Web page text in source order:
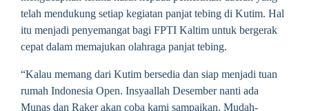
telah mendukung setiap kegiatan panjat tebing di Kutim. Hal
itu menjadi penyemangat bagi FPTI Kaltim untuk bergerak
cepat dalam memajukan olahraga panjat tebing.
“Kalau memang dari Kutim bersedia dan siap menjadi tuan
rumah Indonesia Open. Insyaallah Desember nanti ada
Munas dan Raker akan coba kami sampaikan. Mudah-